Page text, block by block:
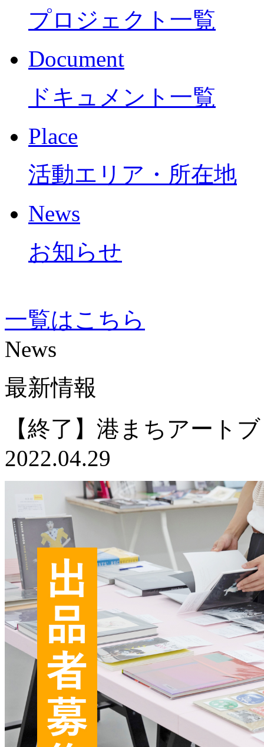
プロジェクト一覧
Document
ドキュメント一覧
Place
活動エリア・所在地
News
お知らせ
一覧はこちら
News
最新情報
【終了】港まちアート
2022.04.29